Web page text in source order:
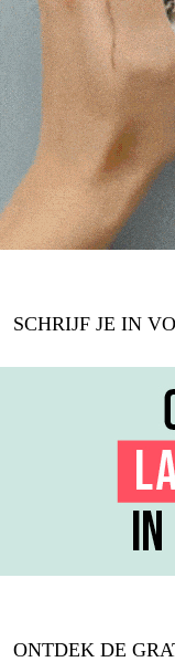
SCHRIJF JE IN
ONTDEK DE